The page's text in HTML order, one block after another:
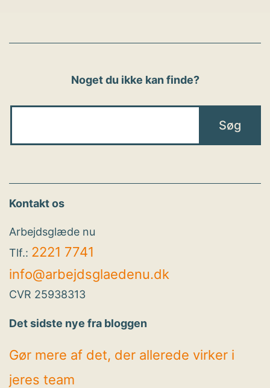
Noget du ikke kan finde?
Kontakt os
Arbejdsglæde nu
Tlf.: 2221 7741
info@arbejdsglaedenu.dk
CVR 25938313
Det sidste nye fra bloggen
Gør mere af det, der allerede virker i
jeres team